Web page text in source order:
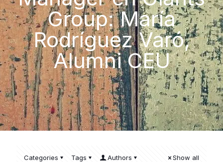
Group: María
Rodríguez Varó,
Alumni CEU
Categories Tags Authors Show all